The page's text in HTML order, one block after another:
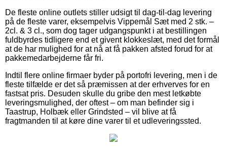
De fleste online outlets stiller udsigt til dag-til-dag levering
på de fleste varer, eksempelvis Vippemål Sæt med 2 stk. –
2cl. & 3 cl., som dog tager udgangspunkt i at bestillingen
fuldbyrdes tidligere end et givent klokkeslæt, med det formål
at de har mulighed for at nå at få pakken afsted forud for at
pakkemedarbejderne får fri.
Indtil flere online firmaer byder på portofri levering, men i de
fleste tilfælde er det så præmissen at der erhverves for en
fastsat pris. Desuden skulle du gribe den mest letkøbte
leveringsmulighed, der oftest – om man befinder sig i
Taastrup, Holbæk eller Grindsted – vil blive at få
fragtmanden til at køre dine varer til et udleveringssted.